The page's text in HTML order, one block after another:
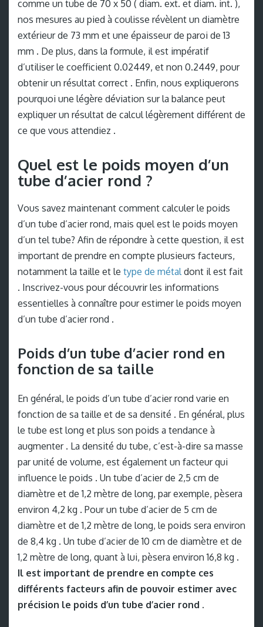
comme un tube de 70 x 50 ( diam. ext. et diam. int. ),
nos mesures au pied à coulisse révèlent un diamètre
extérieur de 73 mm et une épaisseur de paroi de 13
mm . De plus, dans la formule, il est impératif
d’utiliser le coefficient 0.02449, et non 0.2449, pour
obtenir un résultat correct . Enfin, nous expliquerons
pourquoi une légère déviation sur la balance peut
expliquer un résultat de calcul légèrement différent de
ce que vous attendiez .
Quel est le poids moyen d’un
tube d’acier rond ?
Vous savez maintenant comment calculer le poids
d’un tube d’acier rond, mais quel est le poids moyen
d’un tel tube? Afin de répondre à cette question, il est
important de prendre en compte plusieurs facteurs,
notamment la taille et le type de métaldont il est fait
. Inscrivez-vous pour découvrir les informations
essentielles à connaître pour estimer le poids moyen
d’un tube d’acier rond .
Poids d’un tube d’acier rond en
fonction de sa taille
En général, le poids d’un tube d’acier rond varie en
fonction de sa taille et de sa densité . En général, plus
le tube est long et plus son poids a tendance à
augmenter . La densité du tube, c’est-à-dire sa masse
par unité de volume, est également un facteur qui
influence le poids . Un tube d’acier de 2,5 cm de
diamètre et de 1,2 mètre de long, par exemple, pèsera
environ 4,2 kg . Pour un tube d’acier de 5 cm de
diamètre et de 1,2 mètre de long, le poids sera environ
de 8,4 kg . Un tube d’acier de 10 cm de diamètre et de
1,2 mètre de long, quant à lui, pèsera environ 16,8 kg .
Il est important de prendre en compte ces
différents facteurs afin de pouvoir estimer avec
précision le poids d’un tube d’acier rond .